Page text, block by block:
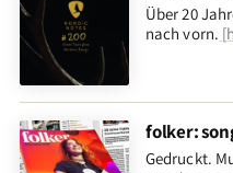
Über 20
nach vorn. [
folker:
Gedruckt.